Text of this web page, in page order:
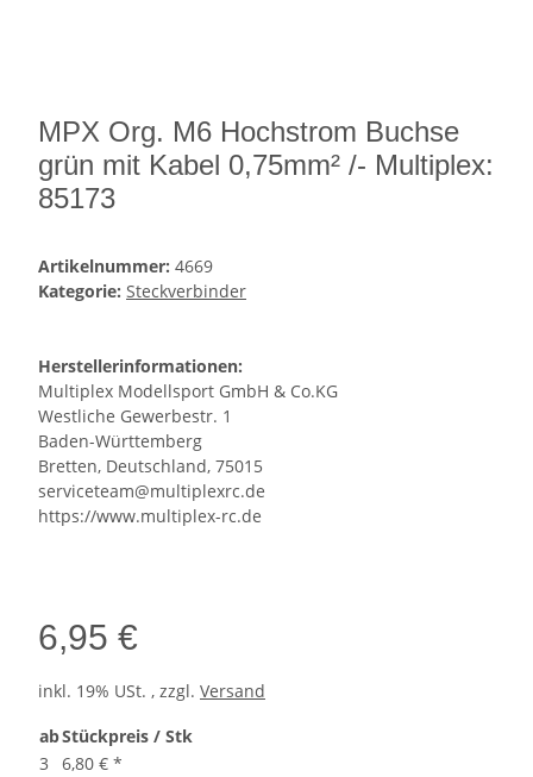
MPX Org. M6 Hochstrom Buchse
grün mit Kabel 0,75mm² /- Multiplex:
85173
Artikelnummer: 4669
Kategorie: Steckverbinder
Herstellerinformationen:
Multiplex Modellsport GmbH & Co.KG
Westliche Gewerbestr. 1
Baden-Württemberg
Bretten, Deutschland, 75015
serviceteam@multiplexrc.de
https://www.multiplex-rc.de
6,95 €
inkl. 19% USt. , zzgl. Versand
abStückpreis / Stk
3
6,80 € *